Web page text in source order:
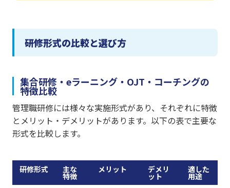
研修形式の比較と選び方
集合研修・eラーニング・OJT・コーチングの
特徴比較
管理職研修には様々な実施形式があり、それぞれに特徴
とメリット・デメリットがあります。以下の表で主要な
形式を比較します。
研修形式 主な
特徴
メリット デメリ
ット
適した
用途